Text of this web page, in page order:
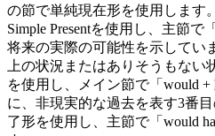
の節で単純現在形を使用します
Simple Presentを使用し、主節で
将来の実際の可能性を示してい
上の状況またはありそうもない
を使用し、メイン節で「would
に、非現実的な過去を表す3番
了形を使用し、主節で「would